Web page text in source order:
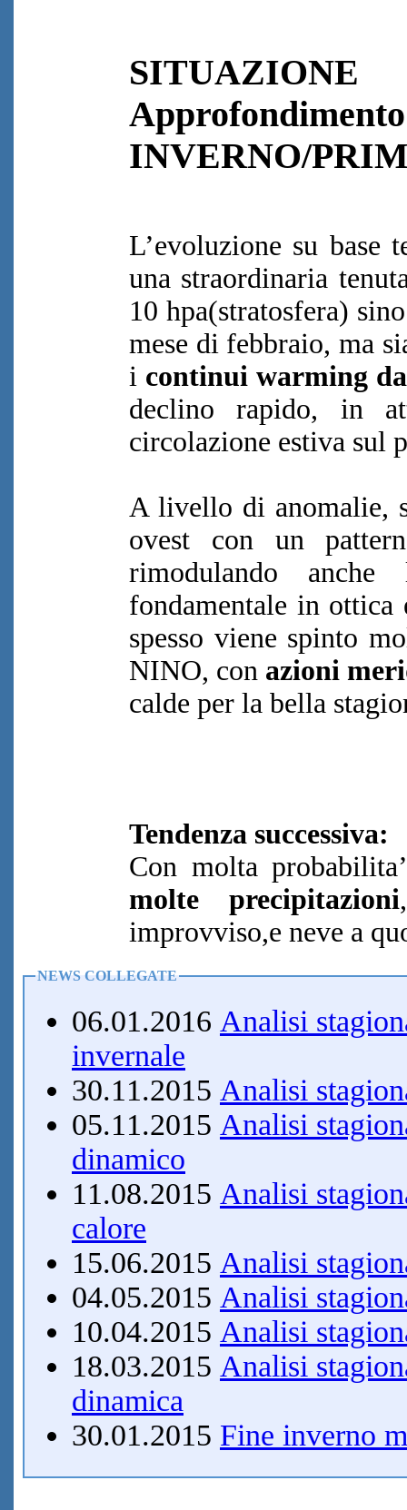
INVERNO/
L’evoluzione su base
una straordinaria
10 hpa(stratosfera)
mese di febbraio, ma
i continui warming
declino rapido, in
circolazione estiva sul
A livello di anomalie,
ovest con un
rimodulando
fondamentale in
spesso viene spinto
NINO, con azioni
calde per la bella
Tendenza successiva:
Con molta
molte precipitazioni
improvviso,e neve a
NEWS COLLEGATE
06.01.2016 Analisi
invernale
30.11.2015 Analisi
05.11.2015 Analisi
dinamico
11.08.2015 Analisi
calore
15.06.2015 Analisi
04.05.2015 Analisi
10.04.2015 Analisi
18.03.2015 Analisi
dinamica
30.01.2015 Fine inverno